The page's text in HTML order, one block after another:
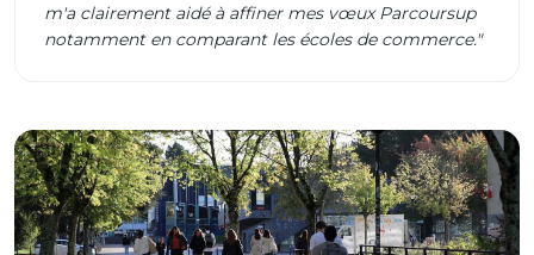
m'a clairement aidé à affiner mes vœux Parcoursup
notamment en comparant les écoles de commerce."